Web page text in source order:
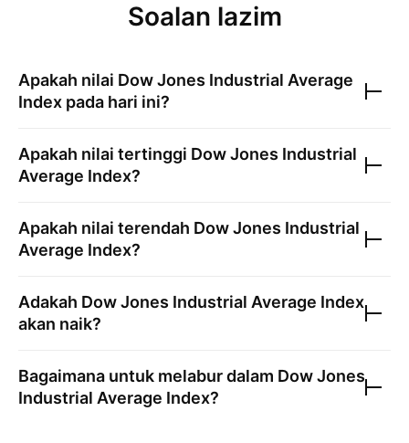
Soalan lazim
Apakah nilai Dow Jones Industrial Average
Index pada hari ini?
Apakah nilai tertinggi Dow Jones Industrial
Average Index?
Apakah nilai terendah Dow Jones Industrial
Average Index?
Adakah Dow Jones Industrial Average Index
akan naik?
Bagaimana untuk melabur dalam Dow Jones
Industrial Average Index?